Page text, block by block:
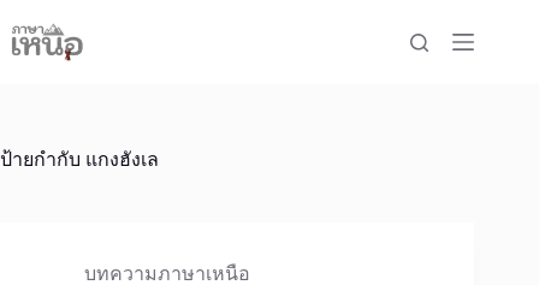
to
content
ป้ายกำกับ แกงฮังเล
บทความภาษาเหนือ